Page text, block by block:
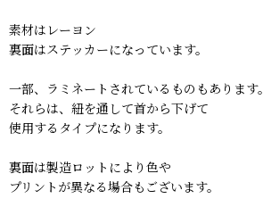
素材はレーヨン
裏面はステッカーになっています。
一部、ラミネートされているものもあります。
それらは、紐を通して首から下げて
使用するタイプになります。
裏面は製造ロットにより色や
プリントが異なる場合もございます。